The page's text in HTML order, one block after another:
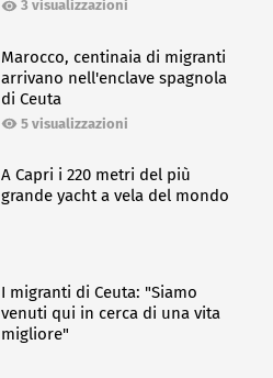
3 visualizzazioni
Marocco, centinaia di migranti
arrivano nell'enclave spagnola
di Ceuta
5 visualizzazioni
A Capri i 220 metri del più
grande yacht a vela del mondo
I migranti di Ceuta: "Siamo
venuti qui in cerca di una vita
migliore"